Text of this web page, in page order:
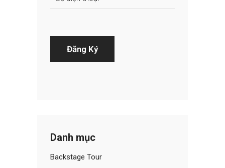
Danh mục
Backstage Tour